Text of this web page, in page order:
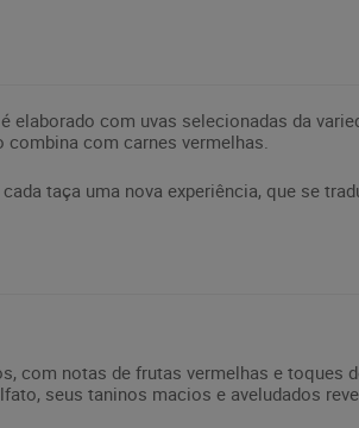
elaborado com uvas selecionadas da
combina com carnes vermelhas.
taça uma nova experiência, que se
com notas de frutas vermelhas e toques
seus taninos macios e aveludados